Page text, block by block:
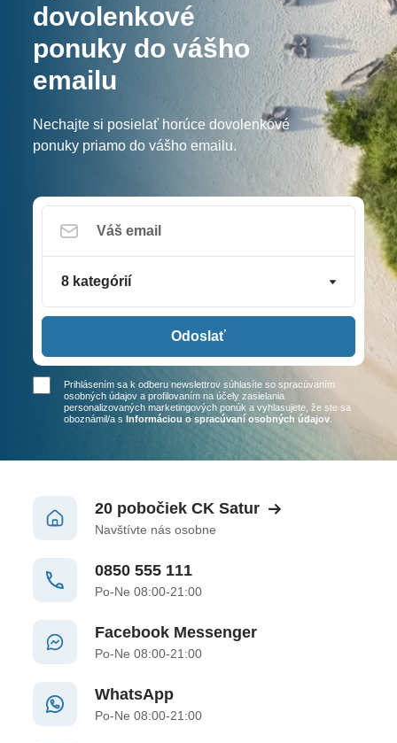
dovolenkové
ponuky do vášho
emailu
Nechajte si posielať horúce dovolenkové
ponuky priamo do vášho emailu.
8 kategórií
Odoslať
Prihlásením sa k odberu newslettrov súhlasíte so spracúvaním
osobných údajov a profilovaním na účely zasielania
personalizovaných marketingových ponúk a vyhlasujete, že ste sa
oboznámil/a s Informáciou o spracúvaní osobných údajov
20 pobočiek CK Satur
Navštívte nás osobne
0850 555 111
Po-Ne 08:00-21:00
Facebook Messenger
Po-Ne 08:00-21:00
WhatsApp
Po-Ne 08:00-21:00